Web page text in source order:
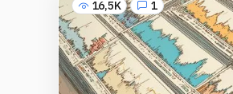
16,5K 1